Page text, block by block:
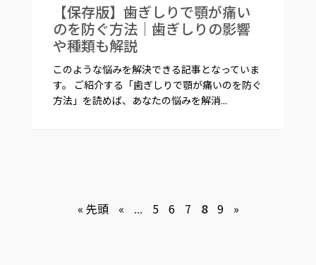
【保存版】歯ぎしりで顎が痛い
のを防ぐ方法｜歯ぎしりの影響
や種類も解説
このような悩みを解決できる記事となっていま
す。 ご紹介する「歯ぎしりで顎が痛いのを防ぐ
方法」を読めば、あなたの悩みを解消...
« 先頭 « ... 5 6 7 8 9 »